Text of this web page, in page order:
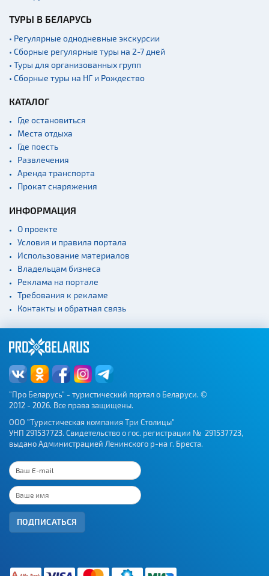
ТУРЫ В БЕЛАРУСЬ
• Регулярные однодневные экскурсии
• Сборные регулярные туры на 2-7 дней
• Туры для организованных групп
• Сборные туры на НГ и Рождество
КАТАЛОГ
Где остановиться
Места отдыха
Где поесть
Развлечения
Аренда транспорта
Прокат снаряжения
ИНФОРМАЦИЯ
О проекте
Условия и правила портала
Использование материалов
Владельцам бизнеса
Реклама на портале
Требования к рекламе
Контакты и обратная связь
"Про Беларусь" - туристический портал о Беларуси. ©
2012 - 2026. Все права защищены.
ООО "Туристическая компания Три Столицы"
УНП 291537723. Свидетельство о гос. регистрации № 291537723,
выдано Администрацией Ленинского р-на г. Бреста.
ПОДПИСАТЬСЯ